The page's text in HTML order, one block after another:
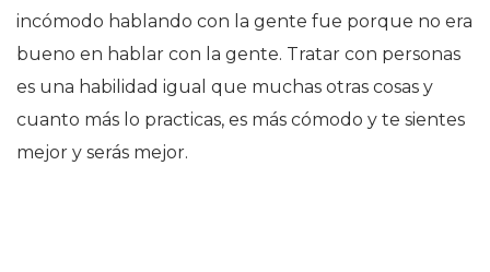
incómodo hablando con la gente fue porque no era
bueno en hablar con la gente. Tratar con personas
es una habilidad igual que muchas otras cosas y
cuanto más lo practicas, es más cómodo y te sientes
mejor y serás mejor.